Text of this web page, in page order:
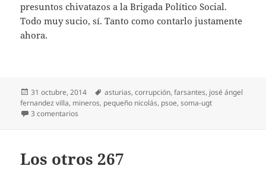
presuntos chivatazos a la Brigada Político Social.
Todo muy sucio, sí. Tanto como contarlo justamente
ahora.
Publicado
el
31 octubre, 2014 Etiquetas
asturias,corrupción,farsantes, josé ángel
fernandez villa, mineros, pequeño nicolás, psoe,soma-ugt
3 comentarios
Los otros 267